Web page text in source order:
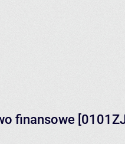
finansowe